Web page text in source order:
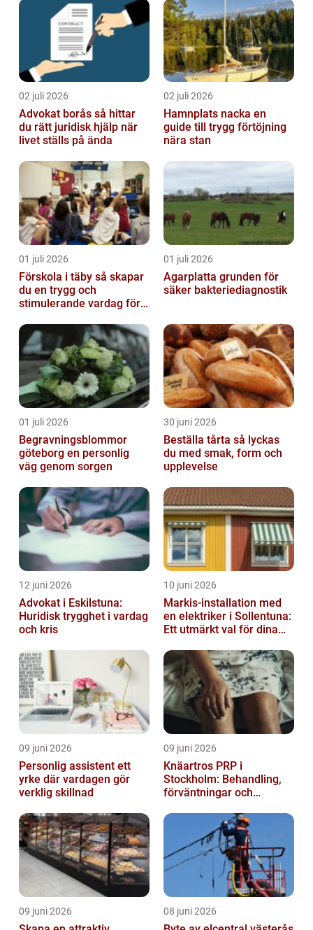
02 juli 2026
Advokat borås så hittar
du rätt juridisk hjälp när
livet ställs på ända
02 juli 2026
Hamnplats nacka en
guide till trygg förtöjning
nära stan
01 juli 2026
Förskola i täby så skapar
du en trygg och
stimulerande vardag för
01 juli 2026
Agarplatta grunden för
säker bakteriediagnostik
01 juli 2026
Begravningsblommor
göteborg en personlig
väg genom sorgen
30 juni 2026
Beställa tårta så lyckas
du med smak, form och
upplevelse
12 juni 2026
Advokat i Eskilstuna:
Huridisk trygghet i vardag
och kris
10 juni 2026
Markis-installation med
en elektriker i Sollentuna:
Ett utmärkt val för dina
09 juni 2026
Personlig assistent ett
yrke där vardagen gör
verklig skillnad
09 juni 2026
Knäartros PRP i
Stockholm: Behandling,
förväntningar och
09 juni 2026 08 juni 2026